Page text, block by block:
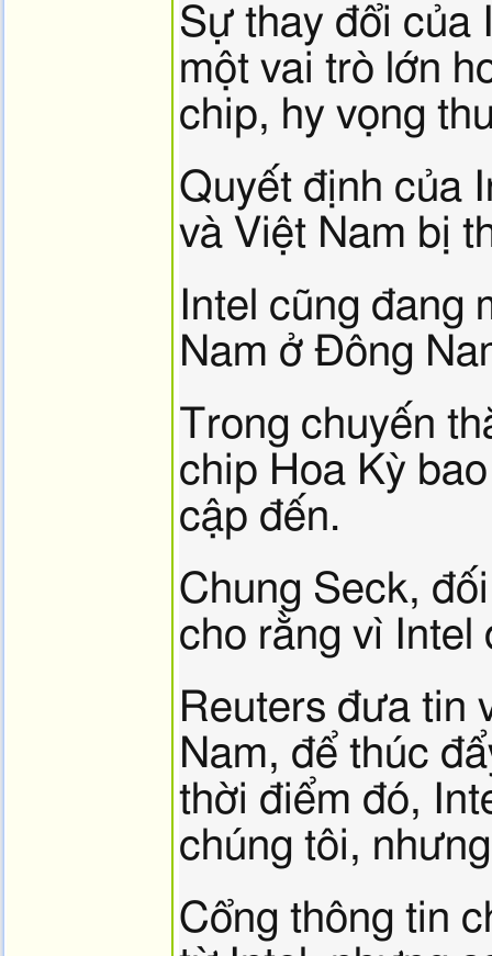
Sự thay đổi của
một vai trò lớn
chip, hy vọng
Quyết định của
và Việt Nam bị
Intel cũng
Nam ở Đông
Trong chuyến
chip Hoa Kỳ
cập đến.
Chung Seck,
cho rằng vì Intel
Reuters đưa tin
Nam, để thúc
thời điểm đó,
chúng tôi,
Cổng thông tin